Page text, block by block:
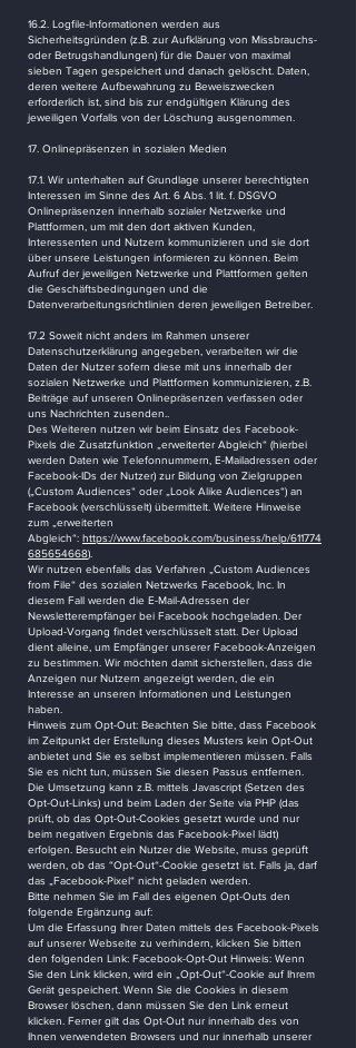
16.2. Logfile-Informationen werden aus
Sicherheitsgründen (z.B. zur Aufklärung von Missbrauchs-
oder Betrugshandlungen) für die Dauer von maximal
sieben Tagen gespeichert und danach gelöscht. Daten,
deren weitere Aufbewahrung zu Beweiszwecken
erforderlich ist, sind bis zur endgültigen Klärung des
jeweiligen Vorfalls von der Löschung ausgenommen.
17. Onlinepräsenzen in sozialen Medien
17.1. Wir unterhalten auf Grundlage unserer berechtigten
Interessen im Sinne des Art. 6 Abs. 1 lit. f. DSGVO
Onlinepräsenzen innerhalb sozialer Netzwerke und
Plattformen, um mit den dort aktiven Kunden,
Interessenten und Nutzern kommunizieren und sie dort
über unsere Leistungen informieren zu können. Beim
Aufruf der jeweiligen Netzwerke und Plattformen gelten
die Geschäftsbedingungen und die
Datenverarbeitungsrichtlinien deren jeweiligen Betreiber.
17.2 Soweit nicht anders im Rahmen unserer
Datenschutzerklärung angegeben, verarbeiten wir die
Daten der Nutzer sofern diese mit uns innerhalb der
sozialen Netzwerke und Plattformen kommunizieren, z.B.
Beiträge auf unseren Onlinepräsenzen verfassen oder
uns Nachrichten zusenden..
Des Weiteren nutzen wir beim Einsatz des Facebook-
Pixels die Zusatzfunktion „erweiterter Abgleich“ (hierbei
werden Daten wie Telefonnummern, E-Mailadressen oder
Facebook-IDs der Nutzer) zur Bildung von Zielgruppen
(„Custom Audiences“ oder „Look Alike Audiences“) an
Facebook (verschlüsselt) übermittelt. Weitere Hinweise
zum „erweiterten
Abgleich“: https://www.facebook.com/business/help/611774
685654668).
Wir nutzen ebenfalls das Verfahren „Custom Audiences
from File“ des sozialen Netzwerks Facebook, Inc. In
diesem Fall werden die E-Mail-Adressen der
Newsletterempfänger bei Facebook hochgeladen. Der
Upload-Vorgang findet verschlüsselt statt. Der Upload
dient alleine, um Empfänger unserer Facebook-Anzeigen
zu bestimmen. Wir möchten damit sicherstellen, dass die
Anzeigen nur Nutzern angezeigt werden, die ein
Interesse an unseren Informationen und Leistungen
haben.
Hinweis zum Opt-Out: Beachten Sie bitte, dass Facebook
im Zeitpunkt der Erstellung dieses Musters kein Opt-Out
anbietet und Sie es selbst implementieren müssen. Falls
Sie es nicht tun, müssen Sie diesen Passus entfernen.
Die Umsetzung kann z.B. mittels Javascript (Setzen des
Opt-Out-Links) und beim Laden der Seite via PHP (das
prüft, ob das Opt-Out-Cookies gesetzt wurde und nur
beim negativen Ergebnis das Facebook-Pixel lädt)
erfolgen. Besucht ein Nutzer die Website, muss geprüft
werden, ob das “Opt-Out“-Cookie gesetzt ist. Falls ja, darf
das „Facebook-Pixel“ nicht geladen werden.
Bitte nehmen Sie im Fall des eigenen Opt-Outs den
folgende Ergänzung auf:
Um die Erfassung Ihrer Daten mittels des Facebook-Pixels
auf unserer Webseite zu verhindern, klicken Sie bitten
den folgenden Link: Facebook-Opt-Out Hinweis: Wenn
Sie den Link klicken, wird ein „Opt-Out“-Cookie auf Ihrem
Gerät gespeichert. Wenn Sie die Cookies in diesem
Browser löschen, dann müssen Sie den Link erneut
klicken. Ferner gilt das Opt-Out nur innerhalb des von
Ihnen verwendeten Browsers und nur innerhalb unserer